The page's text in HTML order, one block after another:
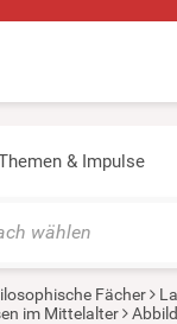
& Impulse
wählen
Fächer
im Mittelalter